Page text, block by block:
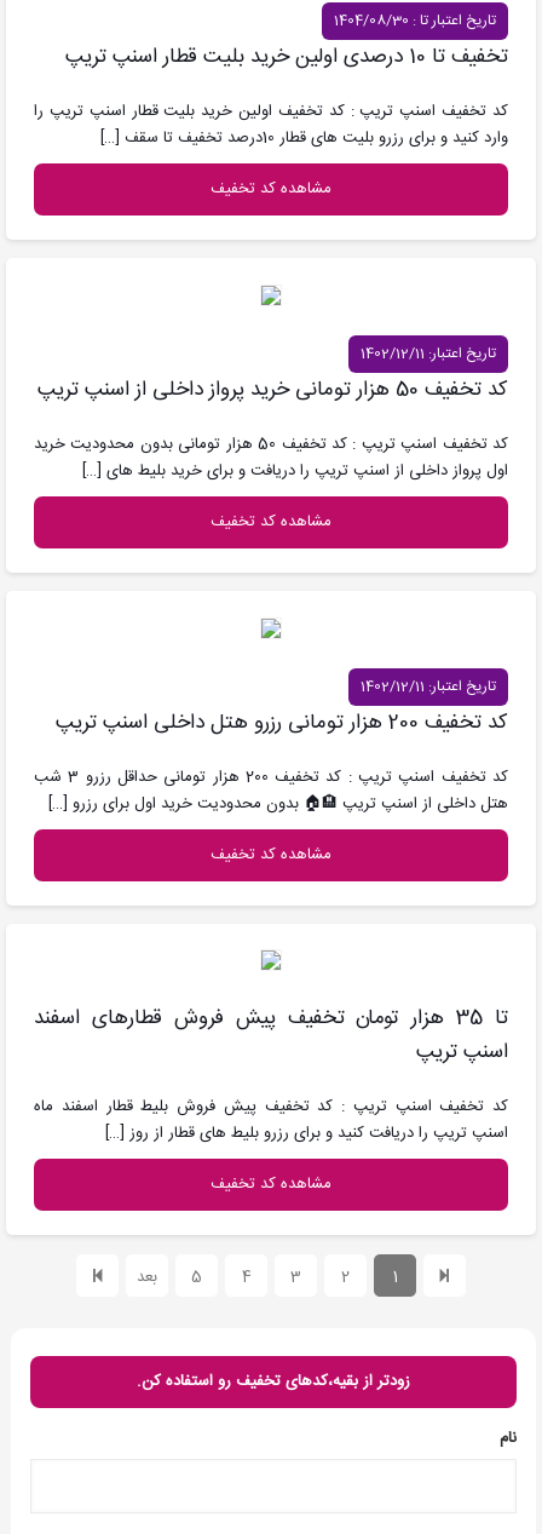
تاریخ اعتبار تا : 1404/08/30
تخفیف تا 10 درصدی اولین خرید بلیت قطار اسنپ تریپ
کد تخفیف اسنپ تریپ : کد تخفیف اولین خرید بلیت قطار اسنپ تریپ را
وارد کنید و برای رزرو بلیت های قطار 10درصد تخفیف تا سقف
[…]
مشاهده کد تخفیف
تاریخ اعتبار: 1402/12/11
کد تخفیف 50 هزار تومانی خرید پرواز داخلی از اسنپ تریپ
کد تخفیف اسنپ تریپ : کد تخفیف 50 هزار تومانی بدون محدودیت خرید
اول پرواز داخلی از اسنپ تریپ را دریافت و برای خرید بلیط های […]
مشاهده کد تخفیف
تاریخ اعتبار: 1402/12/11
کد تخفیف 200 هزار تومانی رزرو هتل داخلی اسنپ تریپ
کد تخفیف اسنپ تریپ : کد تخفیف 200 هزار تومانی حداقل رزرو 3 شب
هتل داخلی از اسنپ تریپ 🏨🏠 بدون محدودیت خرید اول برای رزرو […]
مشاهده کد تخفیف
تا 35 هزار تومان تخفیف پیش فروش قطارهای اسفند
اسنپ تریپ
کد تخفیف اسنپ تریپ : کد تخفیف پیش فروش بلیط قطار اسفند ماه
اسنپ تریپ را دریافت کنید و برای رزرو بلیط های قطار از روز […]
مشاهده کد تخفیف
1
2
3
4
5 بعد
زودتر از بقیه،کدهای تخفیف رو استفاده کن.
نام